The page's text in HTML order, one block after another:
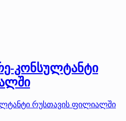
კონსულტანტი
რუსთავის ფილიალში